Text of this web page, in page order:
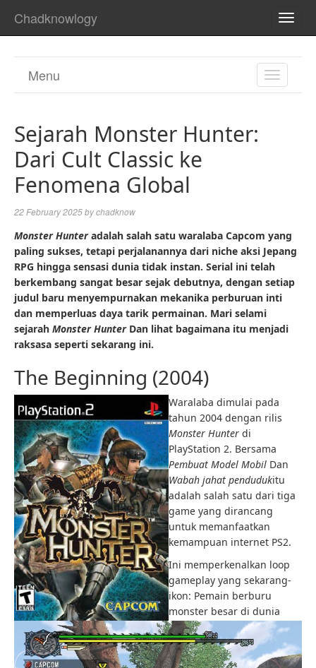
Chadknowlogy
TOGGLE
Menu
Sejarah Monster Hunter:
Dari Cult Classic ke
Fenomena Global
22 February 2025bychadknow
Monster Hunteradalah salah satu waralaba Capcom yang
paling sukses, tetapi perjalanannya dari niche aksi Jepang
RPG hingga sensasi dunia tidak instan. Serial ini telah
berkembang sangat besar sejak debutnya, dengan setiap
judul baru menyempurnakan mekanika perburuan inti
dan memperluas daya tarik permainan. Mari selami
sejarah Monster HunterDan lihat bagaimana itu menjadi
raksasa seperti sekarang ini.
The Beginning (2004)
Waralaba dimulai pada
tahun 2004 dengan rilis
Monster Hunter di
PlayStation 2. Bersama
Pembuat Model Mobil Dan
Wabah jahat pendudukitu
adalah salah satu dari tiga
game yang dirancang
untuk memanfaatkan
kemampuan internet PS2.
Ini memperkenalkan loop
gameplay yang sekarang-
ikon: Pemain berburu
monster besar di dunia